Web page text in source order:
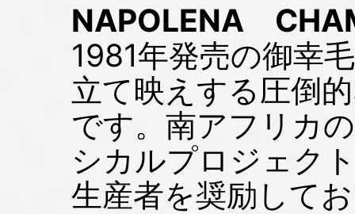
NAPOLENA
1981年発売の御幸
立て映えする圧倒
です。南アフリカ
シカルプロジェク
生産者を奨励して